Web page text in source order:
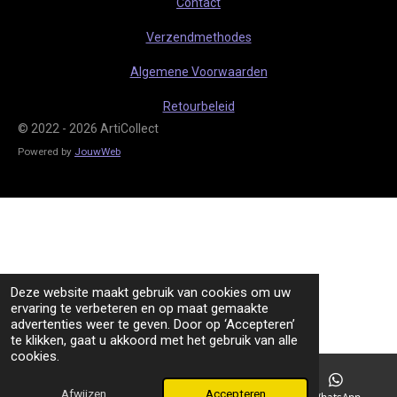
Deze website maakt gebruik van cookies om uw
ervaring te verbeteren en op maat gemaakte
advertenties weer te geven. Door op ‘Accepteren’
te klikken, gaat u akkoord met het gebruik van alle
cookies.
Afwijzen Accepteren
Verzendmethodes
Algemene Voorwaarden
Retourbeleid
© 2022 - 2026 ArtiCollect
Powered by JouwWeb